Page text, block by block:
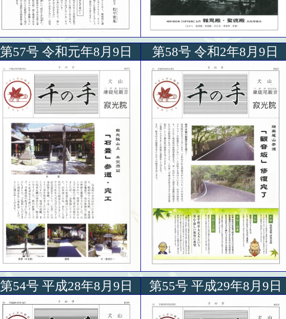
第57号 令和元年8月9日 第58号 令和2年8月9日
第54号 平成28年8月9日 第55号 平成29年8月9日